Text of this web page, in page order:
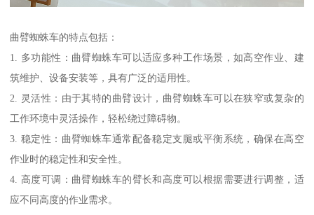
曲臂蜘蛛车的特点包括：
1. 多功能性：曲臂蜘蛛车可以适应多种工作场景，如高空作业、建
筑维护、设备安装等，具有广泛的适用性。
2. 灵活性：由于其特的曲臂设计，曲臂蜘蛛车可以在狭窄或复杂的
工作环境中灵活操作，轻松绕过障碍物。
3. 稳定性：曲臂蜘蛛车通常配备稳定支腿或平衡系统，确保在高空
作业时的稳定性和安全性。
4. 高度可调：曲臂蜘蛛车的臂长和高度可以根据需要进行调整，适
应不同高度的作业需求。